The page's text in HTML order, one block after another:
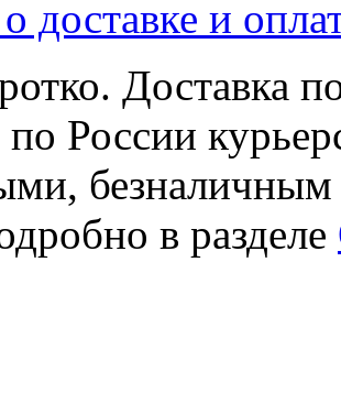
доставке и
Доставка
России
в разделе